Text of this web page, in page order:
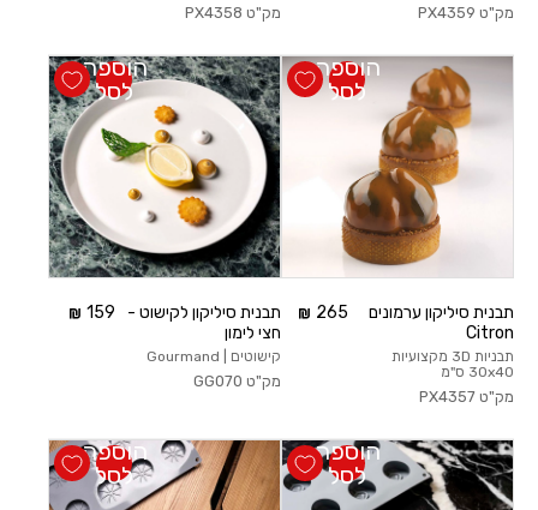
מק"ט PX4359 מק"ט PX4358
תבנית סיליקון ערמונים
Citron
תבניות 3D מקצועיות
30x40 ס"מ
מק"ט PX4357
265
הוספה
לסל
תבנית סיליקון לקישוט -
חצי לימון
קישוטים | Gourmand
מק"ט GG070
159
הוספה
לסל
הוספה
לסל
הוספה
לסל